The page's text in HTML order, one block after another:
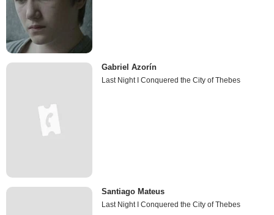
Gabriel Azorín
Last Night I Conquered the City of Thebes
Santiago Mateus
Last Night I Conquered the City of Thebes